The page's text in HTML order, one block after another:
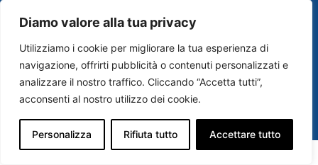
Diamo valore alla tua privacy
Utilizziamo i cookie per migliorare la tua esperienza di
navigazione, offrirti pubblicità o contenuti personalizzati e
analizzare il nostro traffico. Cliccando “Accetta tutti”,
acconsenti al nostro utilizzo dei cookie.
Personalizza Rifiuta tutto Accettare tutto
Prevenzione del Fattori di
⁹Direttore Dipartimento di
Igiene e Prevenzione
Sanitaria, ¹⁰Direttore
Sanitario – ATS Brianza
ADOLESCENTI